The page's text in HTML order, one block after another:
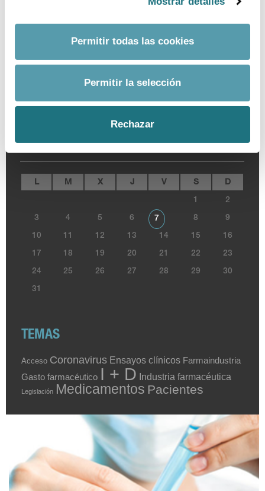
Permitir todas las cookies
Permitir la selección
Rechazar
AGOSTO 2026
L M X J V S D
1 2
3 4 5 6 7 8 9
10 11 12 13 14 15 16
17 18 19 20 21 22 23
24 25 26 27 28 29 30
31
TEMAS
Acceso Coronavirus Ensayos clínicos Farmaindustria
Gasto farmacéutico I + D Industria farmacéutica
Legislación Medicamentos Pacientes